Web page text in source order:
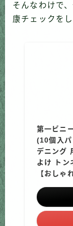
そんなわけで
康チェックを
第一ビニ
(10個入
デニング
よけ トン
【おしゃ